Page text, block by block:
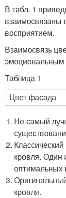
В табл. 1
взаимосвязаны
восприятием.
Взаимосвязь
эмоциональным
Таблица 1
Цвет фасада
Не самый
кровля. Один
оптимальных
кровля.